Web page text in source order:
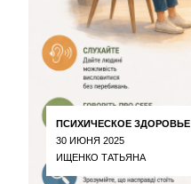
ПСИХИЧЕСКОЕ ЗДОРОВЬЕ
30 ИЮНЯ 2025
ИЩЕНКО ТАТЬЯНА